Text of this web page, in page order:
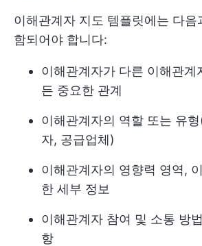
이해관계자 지도 템플릿에는 다음
함되어야 합니다:
이해관계자가 다른 이해관계
든 중요한 관계
이해관계자의 역할 또는 유
자, 공급업체)
이해관계자의 영향력 영역,
한 세부 정보
이해관계자 참여 및 소통 방
항